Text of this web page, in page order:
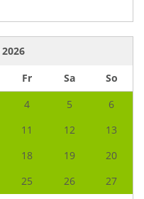
2026
Fr Sa
So
4 5
6
11 12
13
18 19
20
25 26
27